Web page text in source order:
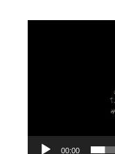
00:00